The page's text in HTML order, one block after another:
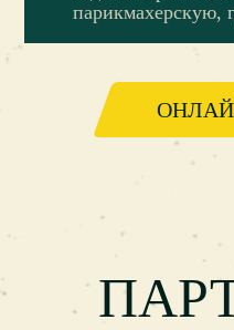
парикмахерскую,